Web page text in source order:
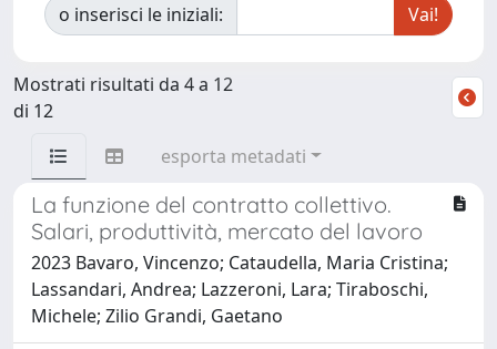
o inserisci le iniziali:
Mostrati risultati da 4 a 12
di 12
esporta metadati
La funzione del contratto collettivo.
Salari, produttività, mercato del lavoro
2023 Bavaro, Vincenzo; Cataudella, Maria Cristina;
Lassandari, Andrea; Lazzeroni, Lara; Tiraboschi,
Michele; Zilio Grandi, Gaetano